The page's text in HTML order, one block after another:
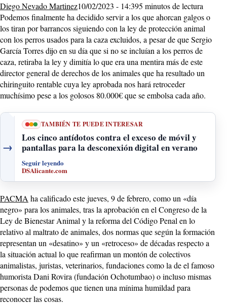
Diego Nevado Martinez10/02/2023 - 14:395 minutos de lectura
Podemos finalmente ha decidido servir a los que ahorcan galgos o
los tiran por barrancos siguiendo con la ley de protección animal
con los perros usados para la caza excluidos, a pesar de que Sergio
García Torres dijo en su día que si no se incluían a los perros de
caza, retiraba la ley y dimitía lo que era una mentira más de este
director general de derechos de los animales que ha resultado un
chiringuito rentable cuya ley aprobada nos hará retroceder
muchísimo pese a los golosos 80.000€ que se embolsa cada año.
→
TAMBIÉN TE PUEDE INTERESAR
Los cinco antídotos contra el exceso de móvil y
pantallas para la desconexión digital en verano
Seguir leyendo
DSAlicante.com
PACMAha calificado este jueves, 9 de febrero, como un «día
negro» para los animales, tras la aprobación en el Congreso de la
Ley de Bienestar Animal y la reforma del Código Penal en lo
relativo al maltrato de animales, dos normas que según la formación
representan un «desatino» y un «retroceso» de décadas respecto a
la situación actual lo que reafirman un montón de colectivos
animalistas, juristas, veterinarios, fundaciones como la de el famoso
humorista Dani Rovira (fundación Ochotumbao) o incluso mismas
personas de podemos que tienen una mínima humildad para
reconocer las cosas.